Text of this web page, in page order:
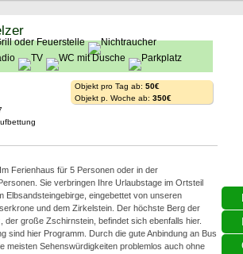
Objekt pro Tag ab: 50€
Objekt p. Woche ab: 350€
Ferienhaus für 5 Personen oder in der
Sie verbringen Ihre Urlaubstage im Ortsteil
Elbsandsteingebirge, eingebettet von unseren
und dem Zirkelstein. Der höchste Berg der
der große Zschirnstein, befindet sich ebenfalls hier.
sind hier Programm. Durch die gute Anbindung an Bus
meisten Sehenswürdigkeiten problemlos auch ohne